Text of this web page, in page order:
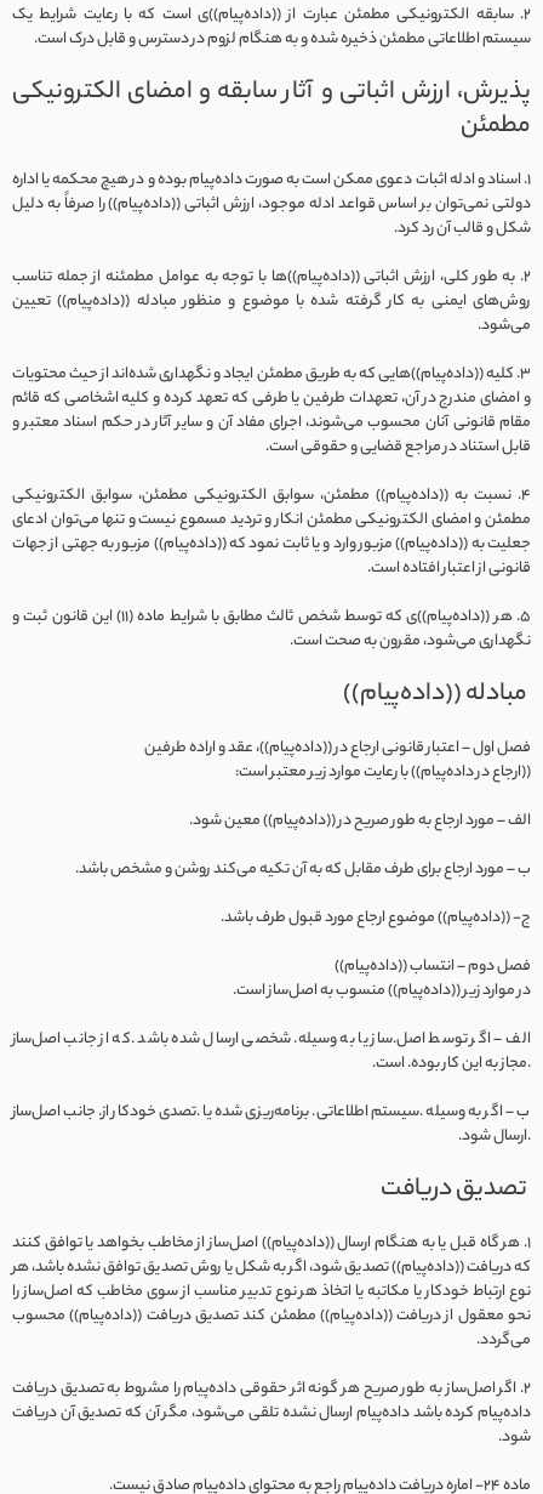
2. سابقه الکترونیکی مطمئن عبارت از ((داده‌‌پیام))ی است که با رعایت شرایط یک
سیستم اطلاعاتی مطمئن ذخیره شده و به هنگام لزوم در دسترس و قابل درک است.
پذیرش، ارزش اثباتی و آثار سابقه و امضای الکترونیکی
مطمئن
1. اسناد و ادله اثبات دعوی ممکن است به صورت داده‌‌پیام بوده و در هیچ محکمه یا اداره
دولتی نمی‌توان بر اساس قواعد ادله موجود، ارزش اثباتی ((داده‌‌پیام)) را صرفاً به دلیل
شکل و قالب آن رد کرد.
2. به طور کلی، ارزش اثباتی ((داده‌‌پیام))ها با توجه به عوامل مطمئنه از جمله تناسب
روش‌های ایمنی به کار گرفته شده با موضوع و منظور مبادله ((داده‌‌پیام)) تعیین
می‌شود.
3. کلیه ((داده‌‌پیام))هایی که به طریق مطمئن ایجاد و نگهداری شده‌اند از حیث محتویات
و امضای مندرج در آن، تعهدات طرفین یا طرفی که تعهد کرده و کلیه اشخاصی که قائم
مقام قانونی آنان محسوب می‌شوند، اجرای مفاد آن و سایر آثار در حکم اسناد معتبر و
قابل استناد در مراجع قضایی و حقوقی است.
4. نسبت به ((داده‌‌پیام)) مطمئن، سوابق الکترونیکی مطمئن، سوابق الکترونیکی
مطمئن و امضای الکترونیکی مطمئن انکار و تردید مسموع نیست و تنها می‌توان ادعای
جعلیت به ((داده‌‌پیام)) مزبور وارد و یا ثابت نمود که ((داده‌‌پیام)) مزبور به جهتی از جهات
قانونی از اعتبار افتاده است.
5. هر ((داده‌‌پیام))ی که توسط شخص ثالث مطابق با شرایط ماده (۱۱) این قانون ثبت و
نگهداری می‌شود، مقرون به صحت است.
مبادله ((داده‌‌پیام))
فصل اول – اعتبار قانونی ارجاع در ((داده‌‌پیام))، عقد و اراده طرفین
((ارجاع در داده‌‌پیام)) با رعایت موارد زیر معتبر است:
الف – مورد ارجاع به طور صریح در ((داده‌‌پیام)) معین شود.
ب – مورد ارجاع برای طرف مقابل که به آن تکیه می‌کند روشن و مشخص باشد.
ج- ((داده‌‌پیام)) موضوع ارجاع مورد قبول طرف باشد.
فصل دوم – انتساب ((داده‌‌پیام))
در موارد زیر ((داده‌‌پیام)) منسوب به اصل‌ساز است.
الف – اگر توسط اصل‌.ساز یا به وسیله. شخصی ارسال شده باشد .که از جانب اصل‌ساز
.مجاز به این کار بوده. است.
ب – اگر به وسیله .سیستم اطلاعاتی. برنامه‌ریزی شده یا .تصدی خودکار از. جانب اصل‌ساز
.ارسال شود.
تصدیق دریافت
1. هر گاه قبل یا به هنگام ارسال ((داده‌‌پیام)) اصل‌ساز از مخاطب بخواهد یا توافق کنند
که دریافت ((داده‌‌پیام)) تصدیق شود، اگر به شکل یا روش تصدیق توافق نشده باشد، هر
نوع ارتباط خودکار یا مکاتبه یا اتخاذ هر نوع تدبیر مناسب از سوی مخاطب که اصل‌ساز را
نحو معقول از دریافت ((داده‌‌پیام)) مطمئن کند تصدیق دریافت ((داده‌‌پیام)) محسوب
می‌گردد.
2. اگر اصل‌ساز به طور صریح هر گونه اثر حقوقی داده‌‌پیام را مشروط به تصدیق دریافت
داده‌‌پیام کرده باشد داده‌‌پیام ارسال نشده تلقی می‌شود، مگر آن که تصدیق آن دریافت
شود.
ماده ۲۴- اماره دریافت داده‌‌پیام راجع به محتوای داده‌‌پیام صادق نیست.